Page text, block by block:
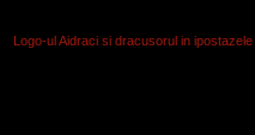
Logo-ul Aidraci si dracusorul in